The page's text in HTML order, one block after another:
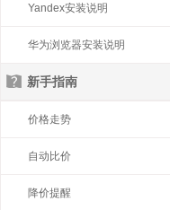
Yandex安装说明
华为浏览器安装说明
新手指南
价格走势
自动比价
降价提醒